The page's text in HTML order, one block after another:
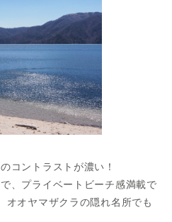
コントラストが濃い！
、プライベートビーチ感満載で
オオヤマザクラの隠れ名所でも